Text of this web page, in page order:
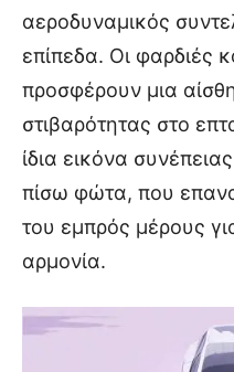
αεροδυναμικός
επίπεδα. Οι φαρδιές
προσφέρουν μια
στιβαρότητας στο
ίδια εικόνα
πίσω φώτα, που
του εμπρός μέρους
αρμονία.